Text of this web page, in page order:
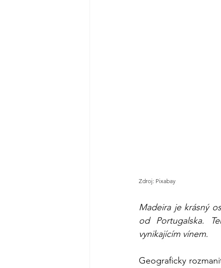
Zdroj: Pixabay
Madeira je krásný
od Portugalska.
vynikajícím vínem.
Geograficky